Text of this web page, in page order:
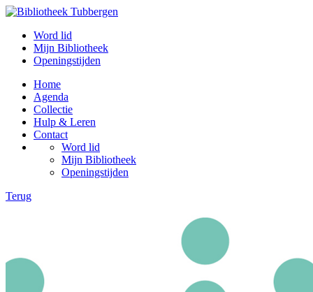
Word lid
Mijn Bibliotheek
Openingstijden
Home
Agenda
Collectie
Hulp & Leren
Contact
Word lid
Mijn Bibliotheek
Openingstijden
Terug